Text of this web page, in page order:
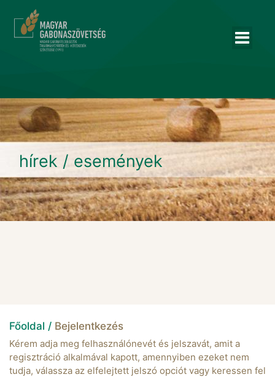
hírek / események
Főoldal / Bejelentkezés
Kérem adja meg felhasználónevét és jelszavát, amit a
regisztráció alkalmával kapott, amennyiben ezeket nem
tudja, válassza az elfelejtett jelszó opciót vagy keressen fel